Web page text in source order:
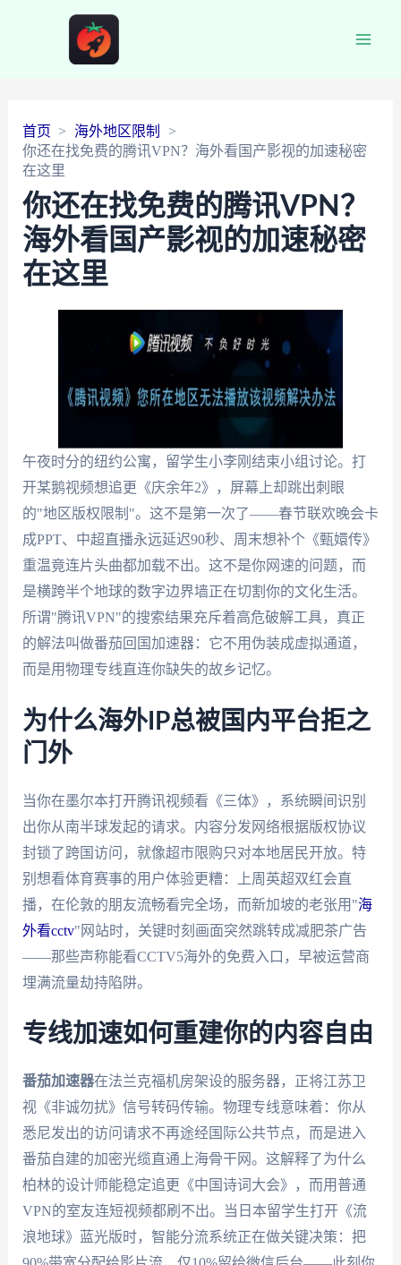
首页
海外地区限制
你还在找免费的腾讯VPN？海外看国产影视的加速秘密
在这里
你还在找免费的腾讯VPN？
海外看国产影视的加速秘密
在这里
午夜时分的纽约公寓，留学生小李刚结束小组讨论。打
开某鹅视频想追更《庆余年2》，屏幕上却跳出刺眼
的"地区版权限制"。这不是第一次了——春节联欢晚会卡
成PPT、中超直播永远延迟90秒、周末想补个《甄嬛传》
重温竟连片头曲都加载不出。这不是你网速的问题，而
是横跨半个地球的数字边界墙正在切割你的文化生活。
所谓"腾讯VPN"的搜索结果充斥着高危破解工具，真正
的解法叫做番茄回国加速器：它不用伪装成虚拟通道，
而是用物理专线直连你缺失的故乡记忆。
为什么海外IP总被国内平台拒之
门外
当你在墨尔本打开腾讯视频看《三体》，系统瞬间识别
出你从南半球发起的请求。内容分发网络根据版权协议
封锁了跨国访问，就像超市限购只对本地居民开放。特
别想看体育赛事的用户体验更糟：上周英超双红会直
播，在伦敦的朋友流畅看完全场，而新加坡的老张用"海
外看cctv"网站时，关键时刻画面突然跳转成减肥茶广告
——那些声称能看CCTV5海外的免费入口，早被运营商
埋满流量劫持陷阱。
专线加速如何重建你的内容自由
番茄加速器在法兰克福机房架设的服务器，正将江苏卫
视《非诚勿扰》信号转码传输。物理专线意味着：你从
悉尼发出的访问请求不再途经国际公共节点，而是进入
番茄自建的加密光缆直通上海骨干网。这解释了为什么
柏林的设计师能稳定追更《中国诗词大会》，而用普通
VPN的室友连短视频都刷不出。当日本留学生打开《流
浪地球》蓝光版时，智能分流系统正在做关键决策：把